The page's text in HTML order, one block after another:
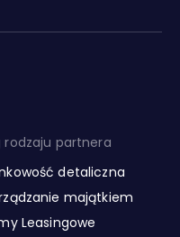
rodzaju partnera
detaliczna
majątkiem
Leasingowe